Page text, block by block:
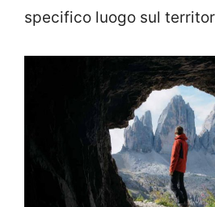
specifico luogo sul